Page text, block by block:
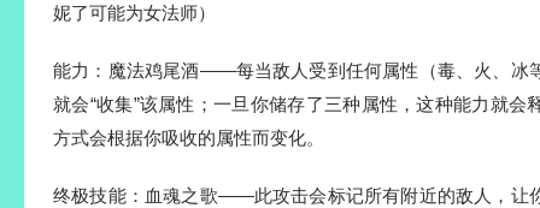
妮了可能为女法师）
能力：魔法鸡尾酒——每当敌人受到任何属性（毒、火、冰
就会“收集”该属性；一旦你储存了三种属性，这种能力就会
方式会根据你吸收的属性而变化。
终极技能：血魂之歌——此攻击会标记所有附近的敌人，让